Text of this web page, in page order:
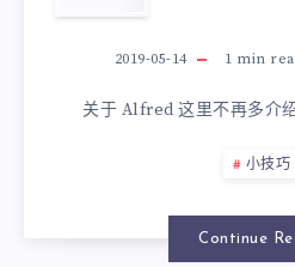
2019-05-14 1 min
关于 Alfred 这里不再多介
小技巧
Continue